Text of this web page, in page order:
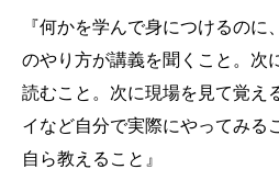
『何かを学んで身につけるの
のやり方が講義を聞くこと。次
読むこと。次に現場を見て覚え
イなど自分で実際にやってみる
自ら教えること』